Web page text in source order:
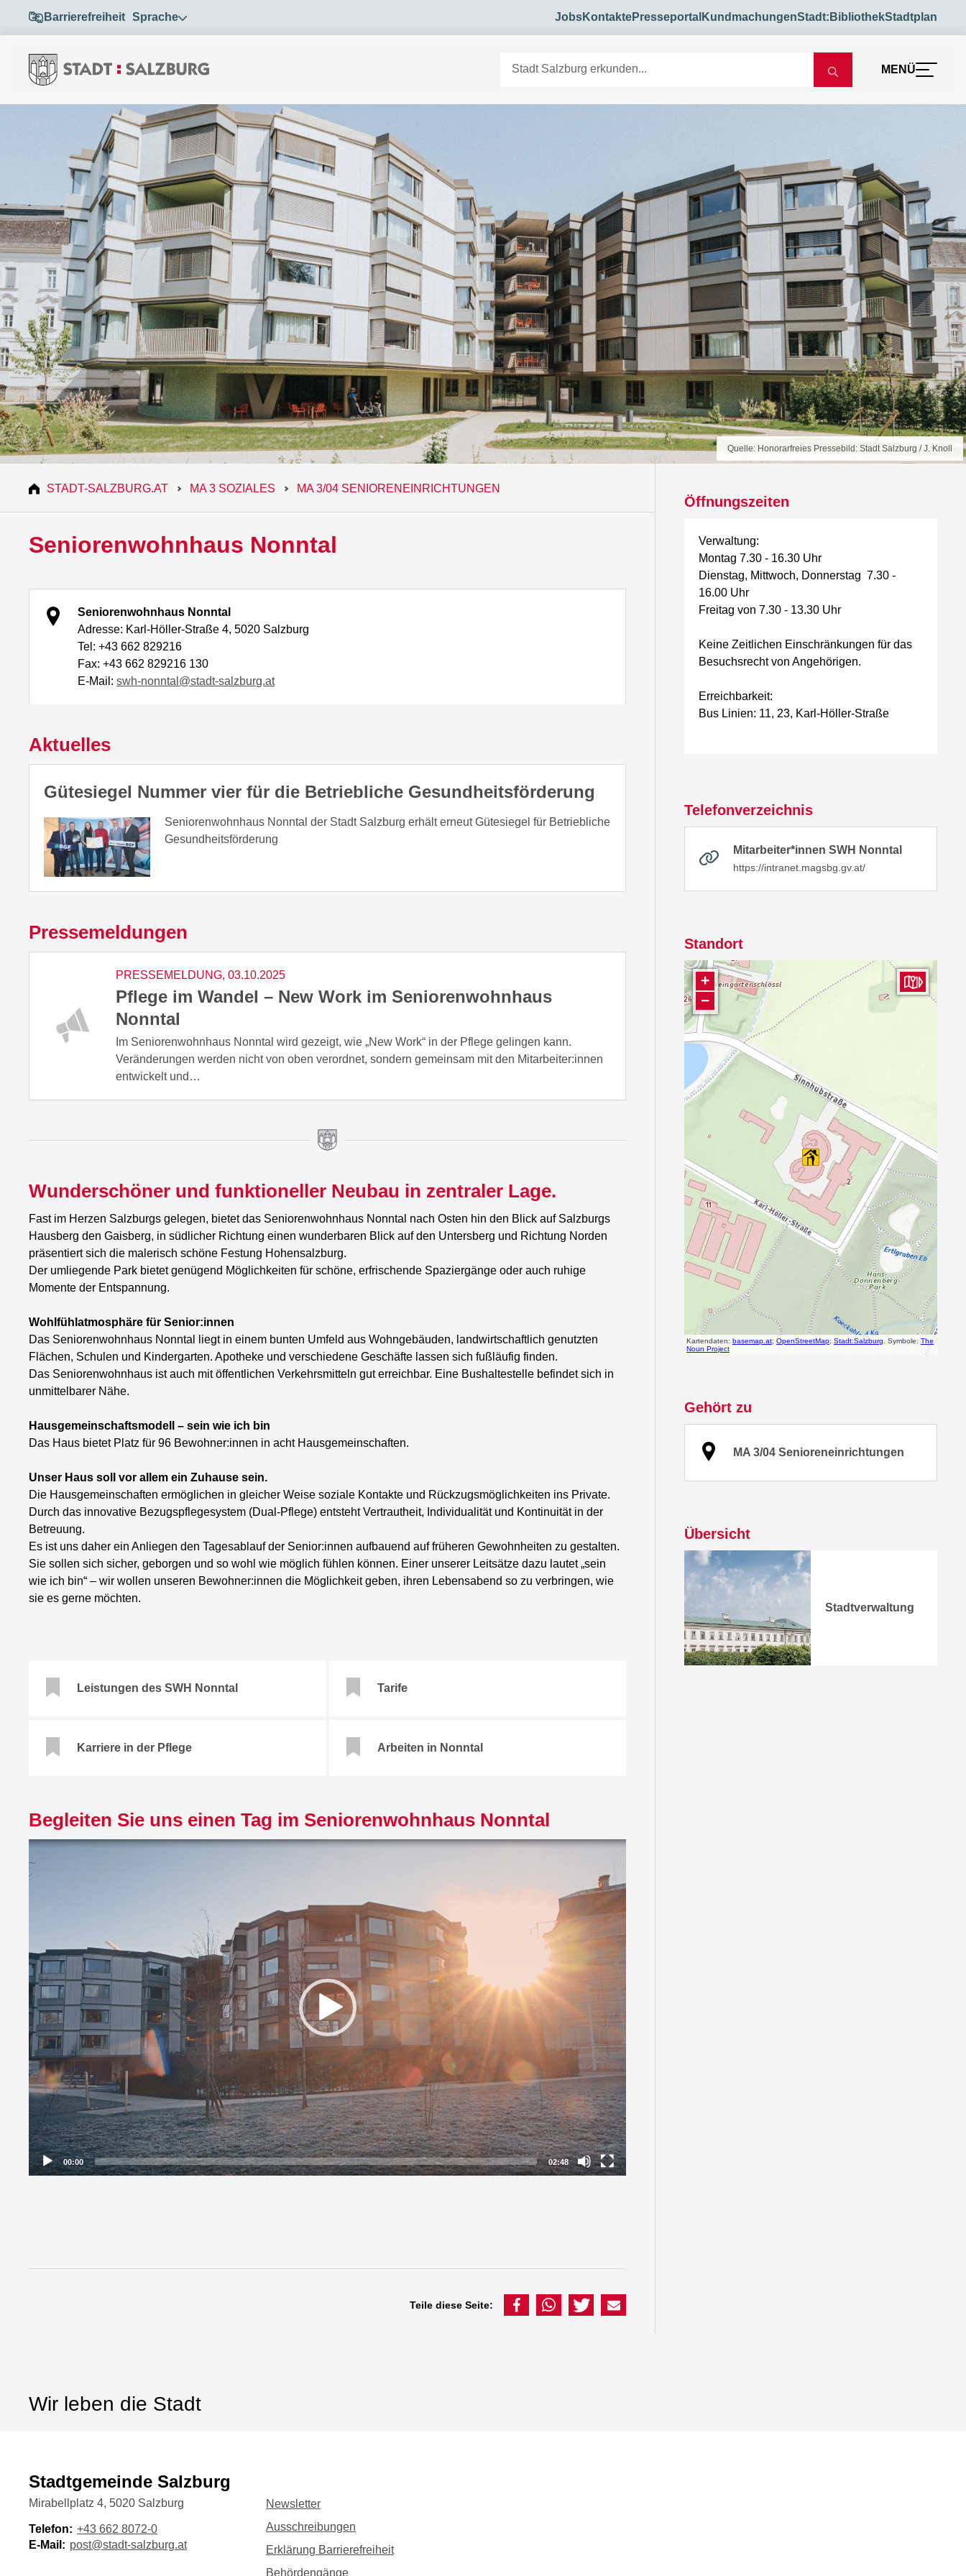
Barrierefreiheit Sprache JobsKontaktePresseportal KundmachungenStadt:BibliothekStadtplan
MENÜ
Quelle: Honorarfreies Pressebild: Stadt Salzburg / J. Knoll
STADT-SALZBURG.AT MA 3 SOZIALES MA 3/04 SENIORENEINRICHTUNGEN
Seniorenwohnhaus Nonntal
Seniorenwohnhaus Nonntal
Adresse: Karl-Höller-Straße 4, 5020 Salzburg
Tel: +43 662 829216
Fax: +43 662 829216 130
E-Mail:swh-nonntal@stadt-salzburg.at
Aktuelles
Gütesiegel Nummer vier für die Betriebliche Gesundheitsförderung
Seniorenwohnhaus Nonntal der Stadt Salzburg erhält erneut Gütesiegel für Betriebliche
Gesundheitsförderung
Pressemeldungen
PRESSEMELDUNG, 03.10.2025
Pflege im Wandel – New Work im Seniorenwohnhaus
Nonntal
Im Seniorenwohnhaus Nonntal wird gezeigt, wie „New Work“ in der Pflege gelingen kann.
Veränderungen werden nicht von oben verordnet, sondern gemeinsam mit den Mitarbeiter:innen
entwickelt und…
Wunderschöner und funktioneller Neubau in zentraler Lage.
Fast im Herzen Salzburgs gelegen, bietet das Seniorenwohnhaus Nonntal nach Osten hin den Blick auf Salzburgs
Hausberg den Gaisberg, in südlicher Richtung einen wunderbaren Blick auf den Untersberg und Richtung Norden
präsentiert sich die malerisch schöne Festung Hohensalzburg.
Der umliegende Park bietet genügend Möglichkeiten für schöne, erfrischende Spaziergänge oder auch ruhige
Momente der Entspannung.
Wohlfühlatmosphäre für Senior:innen
Das Seniorenwohnhaus Nonntal liegt in einem bunten Umfeld aus Wohngebäuden, landwirtschaftlich genutzten
Flächen, Schulen und Kindergarten. Apotheke und verschiedene Geschäfte lassen sich fußläufig finden.
Das Seniorenwohnhaus ist auch mit öffentlichen Verkehrsmitteln gut erreichbar. Eine Bushaltestelle befindet sich in
unmittelbarer Nähe.
Hausgemeinschaftsmodell – sein wie ich bin
Das Haus bietet Platz für 96 Bewohner:innen in acht Hausgemeinschaften.
Unser Haus soll vor allem ein Zuhause sein.
Die Hausgemeinschaften ermöglichen in gleicher Weise soziale Kontakte und Rückzugsmöglichkeiten ins Private.
Durch das innovative Bezugspflegesystem (Dual-Pflege) entsteht Vertrautheit, Individualität und Kontinuität in der
Betreuung.
Es ist uns daher ein Anliegen den Tagesablauf der Senior:innen aufbauend auf früheren Gewohnheiten zu gestalten.
Sie sollen sich sicher, geborgen und so wohl wie möglich fühlen können. Einer unserer Leitsätze dazu lautet „sein
wie ich bin“ – wir wollen unseren Bewohner:innen die Möglichkeit geben, ihren Lebensabend so zu verbringen, wie
sie es gerne möchten.
Leistungen des SWH Nonntal Tarife
Karriere in der Pflege Arbeiten in Nonntal
Begleiten Sie uns einen Tag im Seniorenwohnhaus Nonntal
Video
Player
00:00 02:48
Teile diese Seite:
Öffnungszeiten
Verwaltung:
Montag 7.30 - 16.30 Uhr
Dienstag, Mittwoch, Donnerstag 7.30 -
16.00 Uhr
Freitag von 7.30 - 13.30 Uhr
Keine Zeitlichen Einschränkungen für das
Besuchsrecht von Angehörigen.
Erreichbarkeit:
Bus Linien: 11, 23, Karl-Höller-Straße
Telefonverzeichnis
Mitarbeiter*innen SWH Nonntal
https://intranet.magsbg.gv.at/
Standort
Gehört zu
MA 3/04 Senioreneinrichtungen
Übersicht
Stadtverwaltung
Wir leben die Stadt
Stadtgemeinde Salzburg
Mirabellplatz 4, 5020 Salzburg
Telefon: +43 662 8072-0
E-Mail: post@stadt-salzburg.at
Newsletter
Ausschreibungen
Erklärung Barrierefreiheit
Behördengänge